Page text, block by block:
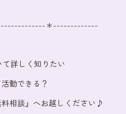
＊-------------
詳しく知りたい
動できる？
相談』へお越しください♪